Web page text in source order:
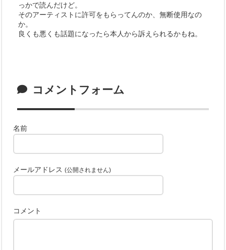
っかで読んだけど。
そのアーティストに許可をもらってんのか、無断使用なの
か。
良くも悪くも話題になったら本人から訴えられるかもね。
コメントフォーム
名前
メールアドレス(公開されません)
コメント